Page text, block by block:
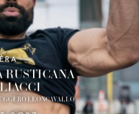
RUSTICANA
LEONCAVALLO